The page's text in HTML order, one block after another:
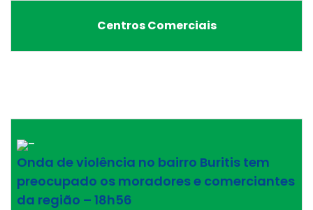
Centros Comerciais
–
Onda de violência no bairro Buritis tem
preocupado os moradores e comerciantes
da região – 18h56